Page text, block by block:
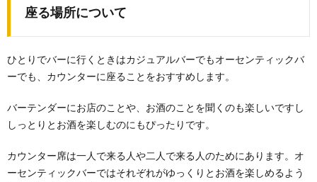
座る場所について
ひとりでバーに行くときはカジュアルバーでもオーセンティックバ
ーでも、カウンターに座ることをおすすめします。
バーテンダーにお店のことや、お酒のことを聞くのも楽しいですし
しっとりとお酒を楽しむのにもぴったりです。
カウンター席は一人で来る人や二人で来る人のためにあります。オ
ーセンティックバーではそれぞれがゆっくりとお酒を楽しめるよう